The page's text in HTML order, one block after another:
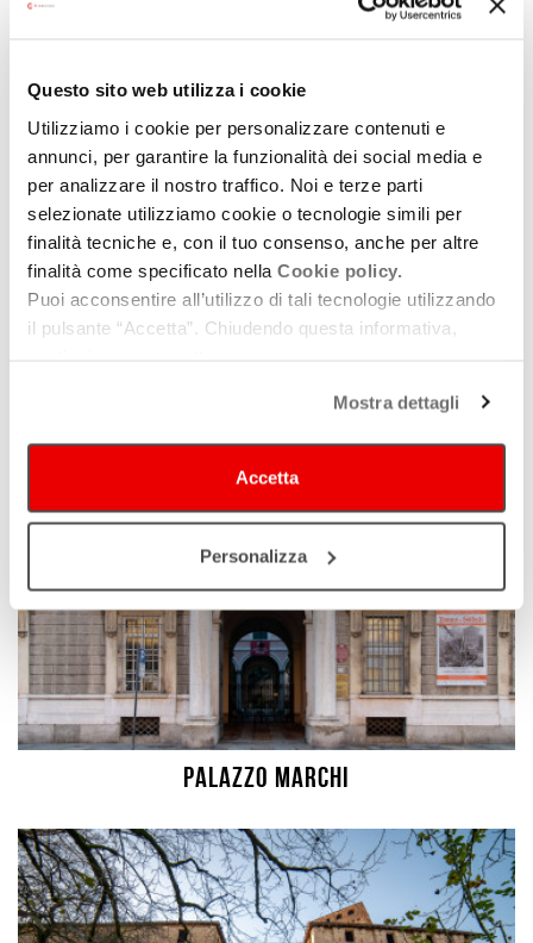
Questo sito web utilizza i cookie
Utilizziamo i cookie per personalizzare contenuti e
annunci, per garantire la funzionalità dei social media e
per analizzare il nostro traffico. Noi e terze parti
selezionate utilizziamo cookie o tecnologie simili per
finalità tecniche e, con il tuo consenso, anche per altre
finalità come specificato nella Cookie policy.
Puoi acconsentire all’utilizzo di tali tecnologie utilizzando
il pulsante “Accetta”. Chiudendo questa informativa,
Mostra dettagli
Accetta
Personalizza
Basilica sconsacrata di Sant'Agostino
Palazzo Marchi